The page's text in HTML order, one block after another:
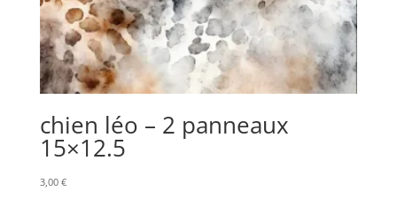
chien léo – 2 panneaux
15×12.5
3,00 €